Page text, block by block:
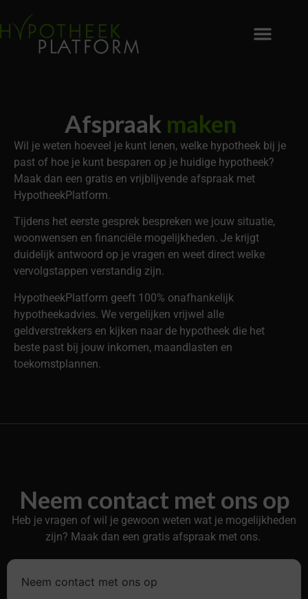
Afspraak maken
Wil je weten hoeveel je kunt lenen, welke hypotheek bij je
past of hoe je kunt besparen op je huidige hypotheek?
Maak dan een gratis en vrijblijvende afspraak met
HypotheekPlatform.
Tijdens het eerste gesprek bespreken we jouw situatie,
woonwensen en financiële mogelijkheden. Je krijgt
duidelijk antwoord op je vragen en weet direct welke
vervolgstappen verstandig zijn.
HypotheekPlatform geeft 100% onafhankelijk
hypotheekadvies. We vergelijken vrijwel alle
geldverstrekkers en kijken naar de hypotheek die het
beste past bij jouw inkomen, maandlasten en
toekomstplannen.
Neem contact met ons op
Heb je vragen of wil je gewoon weten wat je mogelijkheden
zijn? Maak dan een gratis afspraak met ons.
Neem contact met ons op